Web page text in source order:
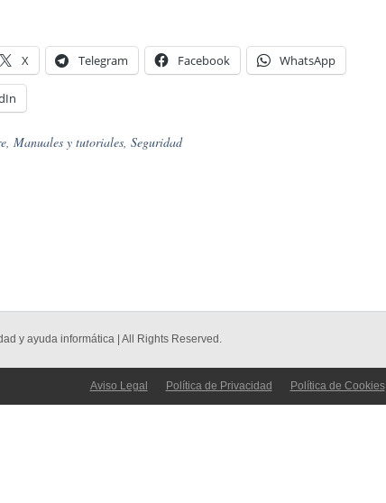
X Telegram Facebook WhatsApp
, Manuales y tutoriales, Seguridad
y ayuda informática | All Rights Reserved.
Aviso Legal Política de Privacidad Política de Cookies